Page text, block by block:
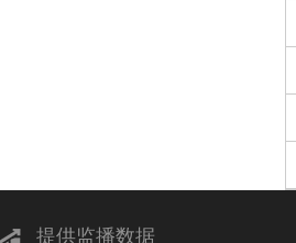
提供监播数据